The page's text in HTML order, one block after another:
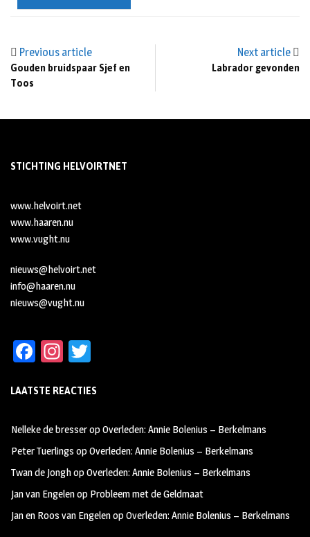
Previous article
Gouden bruidspaar Sjef en
Toos
Next article
Labrador gevonden
STICHTING HELVOIRTNET
www.helvoirt.net
www.haaren.nu
www.vught.nu
nieuws@helvoirt.net
info@haaren.nu
nieuws@vught.nu
Fa
b
oo
k
In
ag
m
tt
LAATSTE REACTIES
Nelleke de bresseropOverleden: Annie Bolenius – Berkelmans
Peter Tuerlings opOverleden: Annie Bolenius – Berkelmans
Twan de JonghopOverleden: Annie Bolenius – Berkelmans
Jan van Engelenop Probleem met de Geldmaat
Jan en Roos van EngelenopOverleden: Annie Bolenius – Berkelmans